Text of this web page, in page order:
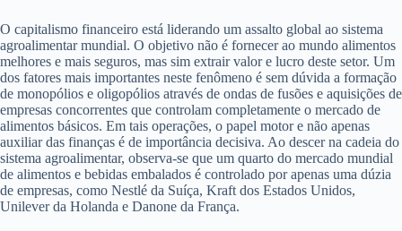
O capitalismo financeiro está liderando um assalto global ao sistema
agroalimentar mundial. O objetivo não é fornecer ao mundo alimentos
melhores e mais seguros, mas sim extrair valor e lucro deste setor. Um
dos fatores mais importantes neste fenômeno é sem dúvida a formação
de monopólios e oligopólios através de ondas de fusões e aquisições de
empresas concorrentes que controlam completamente o mercado de
alimentos básicos. Em tais operações, o papel motor e não apenas
auxiliar das finanças é de importância decisiva. Ao descer na cadeia do
sistema agroalimentar, observa-se que um quarto do mercado mundial
de alimentos e bebidas embalados é controlado por apenas uma dúzia
de empresas, como Nestlé da Suíça, Kraft dos Estados Unidos,
Unilever da Holanda e Danone da França.